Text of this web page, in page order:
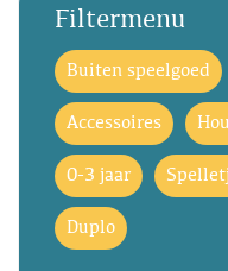
Filtermenu
Buiten speelgoed
Accessoires
0-3 jaar
Duplo